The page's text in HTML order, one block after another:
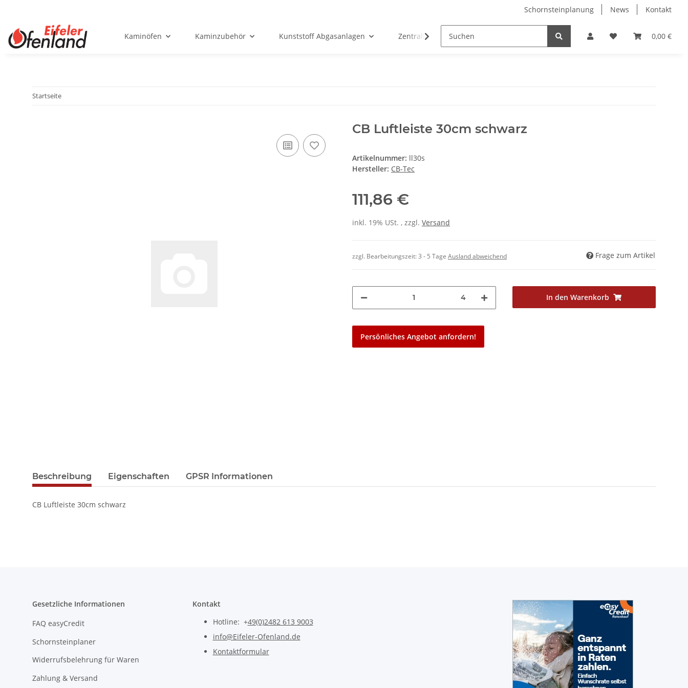
Schornsteinplanung News Kontakt
0,00 €
Kaminöfen Kaminzubehör Kunststoff Abgasanlagen Zentralheizungen
Startseite
CB Luftleiste 30cm schwarz
Artikelnummer: ll30s
Hersteller: CB-Tec
111,86 €
inkl. 19% USt. , zzgl. Versand
zzgl. Bearbeitungszeit:3 - 5 Tage Ausland abweichend Frage zum Artikel
4 In den Warenkorb
Persönliches Angebot anfordern!
Beschreibung Eigenschaften GPSR Informationen
CB Luftleiste 30cm schwarz
Gesetzliche Informationen
FAQ easyCredit
Schornsteinplaner
Widerrufsbelehrung für Waren
Zahlung & Versand
Kontakt
Hotline: +49(0)2482 613 9003
info@Eifeler-Ofenland.de
Kontaktformular